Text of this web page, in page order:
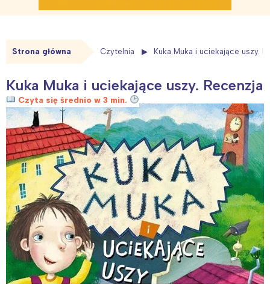
Strona główna Czytelnia Kuka Muka i uciekające uszy.
Kuka Muka i uciekające uszy. Recenzja
Czyta się średnio w 3 min.